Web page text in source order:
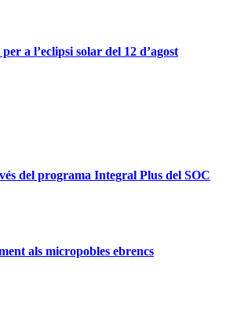
a l’eclipsi solar del 12 d’agost
del programa Integral Plus del SOC
als micropobles ebrencs